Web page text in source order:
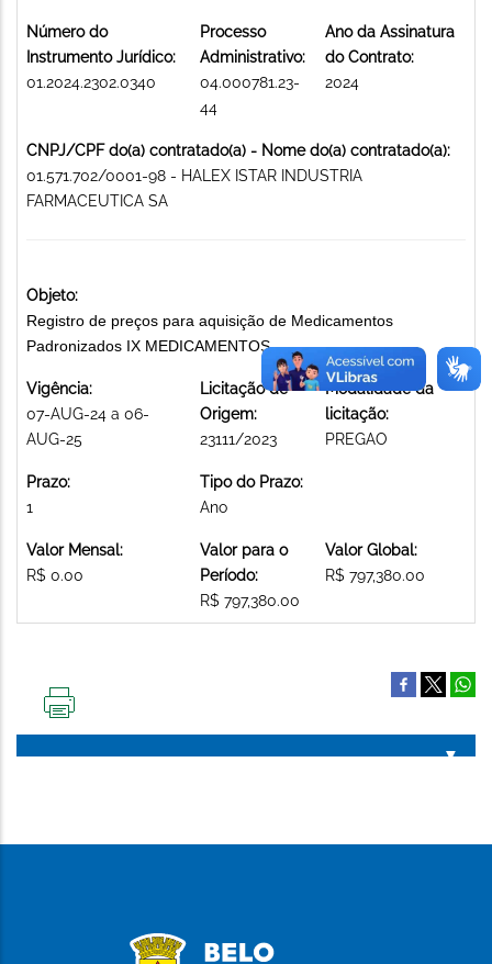
Número do
Instrumento Jurídico:
01.2024.2302.0340
Processo
Administrativo:
04.000781.23-
44
Ano da Assinatura
do Contrato:
2024
CNPJ/CPF do(a) contratado(a) - Nome do(a) contratado(a):
01.571.702/0001-98 - HALEX ISTAR INDUSTRIA
FARMACEUTICA SA
Objeto:
Registro de preços para aquisição de Medicamentos
Padronizados IX MEDICAMENTOS
Vigência:
07-AUG-24 a 06-
AUG-25
Licitação de
Origem:
23111/2023
Modalidade da
licitação:
PREGAO
Prazo:
1
Tipo do Prazo:
Ano
Valor Mensal:
R$ 0.00
Valor para o
Período:
R$ 797,380.00
Valor Global:
R$ 797,380.00
PÁGINA